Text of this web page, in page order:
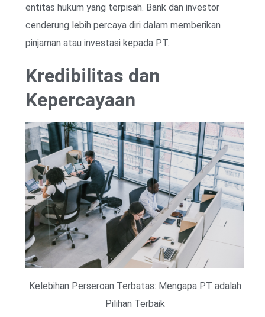
entitas hukum yang terpisah. Bank dan investor
cenderung lebih percaya diri dalam memberikan
pinjaman atau investasi kepada PT.
Kredibilitas dan
Kepercayaan
Kelebihan Perseroan Terbatas: Mengapa PT adalah
Pilihan Terbaik